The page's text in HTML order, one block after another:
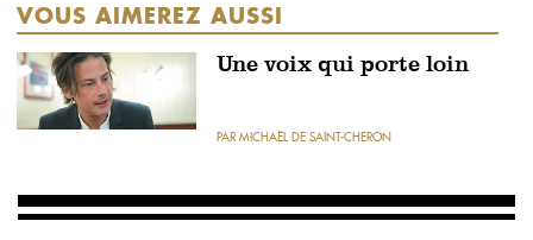
VOUS AIMEREZ AUSSI
Une voix qui porte loin
PAR MICHAËL DE SAINT-CHERON